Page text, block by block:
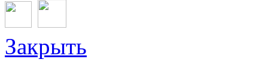
Закрыть